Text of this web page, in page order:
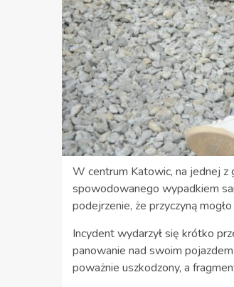
W centrum Katowic, na jednej z
spowodowanego wypadkiem
podejrzenie, że przyczyną
Incydent wydarzył się krótko
panowanie nad swoim
poważnie uszkodzony, a